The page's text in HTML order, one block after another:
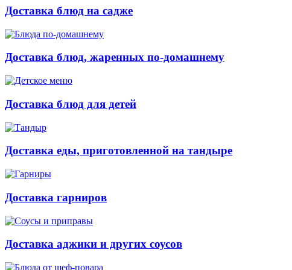
Доставка блюд на садже
Доставка блюд, жаренных по-домашнему
Доставка блюд для детей
Доставка еды, приготовленной на тандыре
Доставка гарниров
Доставка аджики и других соусов